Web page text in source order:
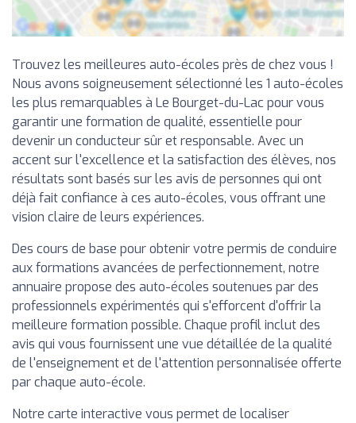
Trouvez les meilleures auto-écoles près de chez vous !
Nous avons soigneusement sélectionné les 1 auto-écoles
les plus remarquables à Le Bourget-du-Lac pour vous
garantir une formation de qualité, essentielle pour
devenir un conducteur sûr et responsable. Avec un
accent sur l'excellence et la satisfaction des élèves, nos
résultats sont basés sur les avis de personnes qui ont
déjà fait confiance à ces auto-écoles, vous offrant une
vision claire de leurs expériences.
Des cours de base pour obtenir votre permis de conduire
aux formations avancées de perfectionnement, notre
annuaire propose des auto-écoles soutenues par des
professionnels expérimentés qui s'efforcent d'offrir la
meilleure formation possible. Chaque profil inclut des
avis qui vous fournissent une vue détaillée de la qualité
de l'enseignement et de l'attention personnalisée offerte
par chaque auto-école.
Notre carte interactive vous permet de localiser